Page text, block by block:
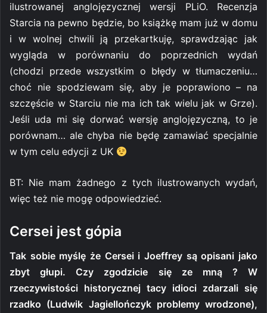
ilustrowanej anglojęzycznej wersji PLiO. Recenzja
Starcia na pewno będzie, bo książkę mam już w domu
i w wolnej chwili ją przekartkuję, sprawdzając jak
wygląda w porównaniu do poprzednich wydań
(chodzi przede wszystkim o błędy w tłumaczeniu…
choć nie spodziewam się, aby je poprawiono – na
szczęście w Starciu nie ma ich tak wielu jak w Grze).
Jeśli uda mi się dorwać wersję anglojęzyczną, to je
porównam… ale chyba nie będę zamawiać specjalnie
w tym celu edycji z UK
BT: Nie mam żadnego z tych ilustrowanych wydań,
więc też nie mogę odpowiedzieć.
Cersei jest gópia
Tak sobie myślę że Cersei i Joeffrey są opisani jako
zbyt głupi. Czy zgodzicie się ze mną ? W
rzeczywistości historycznej tacy idioci zdarzali się
rzadko (Ludwik Jagiellończyk problemy wrodzone),